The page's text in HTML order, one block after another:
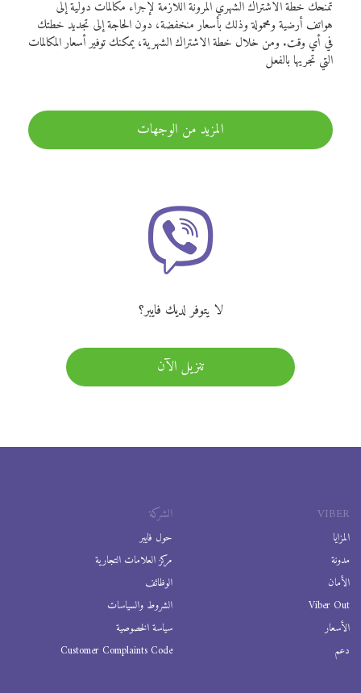
تمنحك خطة الاشتراك الشهري المرونة اللازمة لإجراء مكالمات دولية إلى
هواتف أرضية ومحمولة وذلك بأسعار منخفضة، دون الحاجة إلى تجديد خطتك
في أي وقت. ومن خلال خطة الاشتراك الشهرية، يمكنك توفير أسعار المكالمات
التي تجريها بالفعل
المزيد من الوجهات
لا يتوفر لديك فايبر؟
تنزيل الآن
VIBER
المزايا
مدونة
الأمان
Viber Out
الأسعار
دعم
الشركة
حول فايبر
مركز العلامات التجارية
الوظائف
الشروط والسياسات
سياسة الخصوصية
Customer Complaints Code